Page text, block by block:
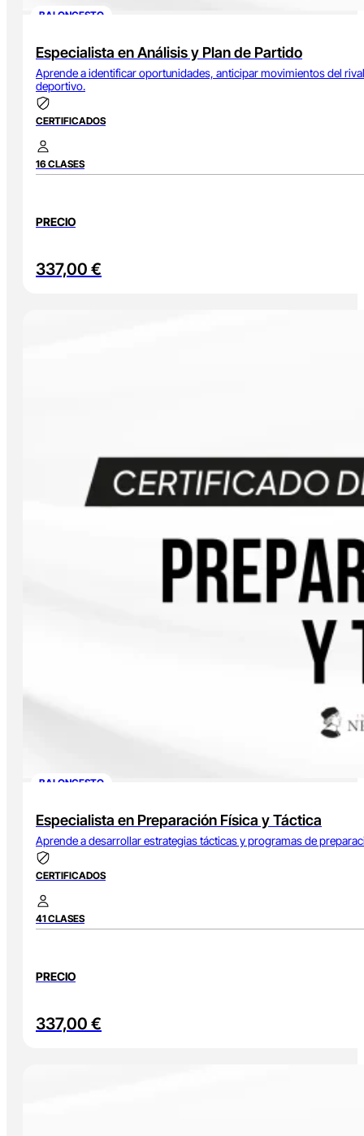
BALONCESTO
Especialista en Análisis y Plan de Partido
Aprende a identificar oportunidades, anticipar movimientos del
deportivo.
CERTIFICADOS
16 CLASES
PRECIO
337,00 €
BALONCESTO
Especialista en Preparación Física y Táctica
Aprende a desarrollar estrategias tácticas y programas de
CERTIFICADOS
41 CLASES
PRECIO
337,00 €